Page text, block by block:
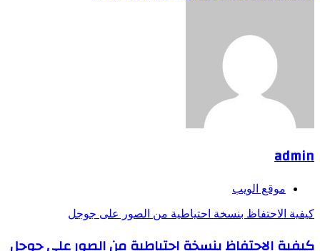
admin
موقع الويب
كيفية الاحتفاظ بنسخة احتياطية من الصور على جوجل
كيفية الاحتفاظ بنسخة احتياطية من الصور على جوجل